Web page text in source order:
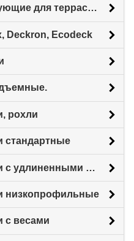
Аксессуары и комплектующие для террасной доски
Deckron, Ecodeck
рохли
стандартные
Гидравлические тележки с удлиненными вилами
низкопрофильные
с весами